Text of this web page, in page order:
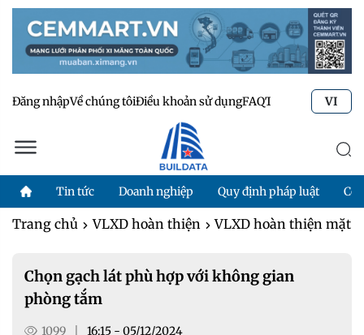
Đăng nhậpVề chúng tôiĐiều khoản sử dụngFAQTư vấn kỹ thuật
VI
Tin tức Doanh nghiệp Quy định pháp luật
Trang chủ VLXD hoàn thiện VLXD hoàn thiện mặt
Chọn gạch lát phù hợp với không gian
phòng tắm
1099 16:15 - 05/12/2024